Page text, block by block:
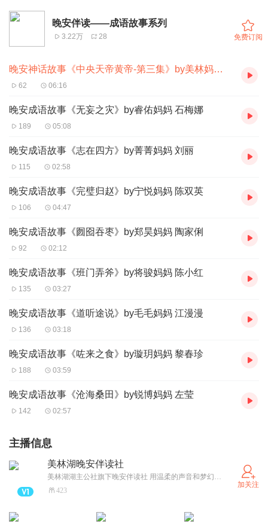
晚安伴读——成语故事系列
3.22万 28 免费订阅
晚安神话故事《中央天帝黄帝-第三集》by美林妈妈 刘雪平
62 06:16
晚安成语故事《无妄之灾》by睿佑妈妈 石梅娜
189 05:08
晚安成语故事《志在四方》by菁菁妈妈 刘丽
115 02:58
晚安成语故事《完璧归赵》by宁悦妈妈 陈双英
106 04:47
晚安成语故事《囫囵吞枣》by郑昊妈妈 陶家俐
92 02:12
晚安成语故事《班门弄斧》by将骏妈妈 陈小红
135 03:27
晚安成语故事《道听途说》by毛毛妈妈 江漫漫
136 03:18
晚安成语故事《咗来之食》by璇玥妈妈 黎春珍
188 03:59
晚安成语故事《沧海桑田》by锐博妈妈 左莹
142 02:57
主播信息
美林湖晚安伴读社
美林湖湖主公社旗下晚安伴读社 用温柔的声音和梦幻的故事 哄睡美林湖的孩子~
423
加关注